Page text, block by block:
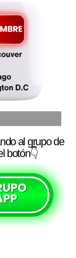
al grupo de
botón👇